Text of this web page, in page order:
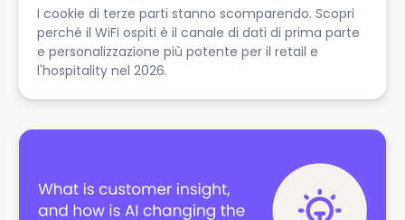
I cookie di terze parti stanno scomparendo. Scopri
perché il WiFi ospiti è il canale di dati di prima parte
e personalizzazione più potente per il retail e
l'hospitality nel 2026.